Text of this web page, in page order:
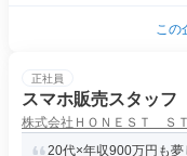
この
正社員
スマホ販売スタッフ
株式会社ＨＯＮＥＳＴ Ｓ
20代×年収900万円も